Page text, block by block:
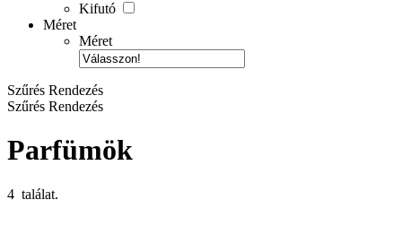
Kifutó
Méret
Méret
Szűrés Rendezés
Szűrés Rendezés
Parfümök
4 találat.